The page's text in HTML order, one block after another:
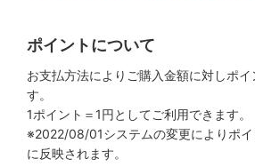
ポイントについて
お支払方法によりご購入金額に対しポイ
す。
1ポイント＝1円としてご利用できます。
※2022/08/01システムの変更によりポ
に反映されます。